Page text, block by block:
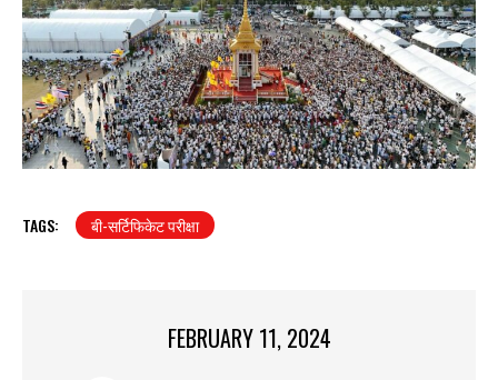
TAGS: बी-सर्टिफिकेट परीक्षा
FEBRUARY 11, 2024